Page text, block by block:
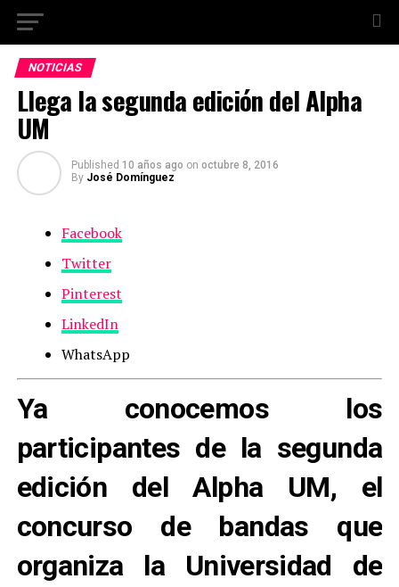
NOTICIAS
Llega la segunda edición del Alpha
UM
Published 10 años ago on octubre 8, 2016
By José Domínguez
Facebook
Twitter
Pinterest
LinkedIn
WhatsApp
Ya conocemos los
participantes de la segunda
edición del Alpha UM, el
concurso de bandas que
organiza la Universidad de